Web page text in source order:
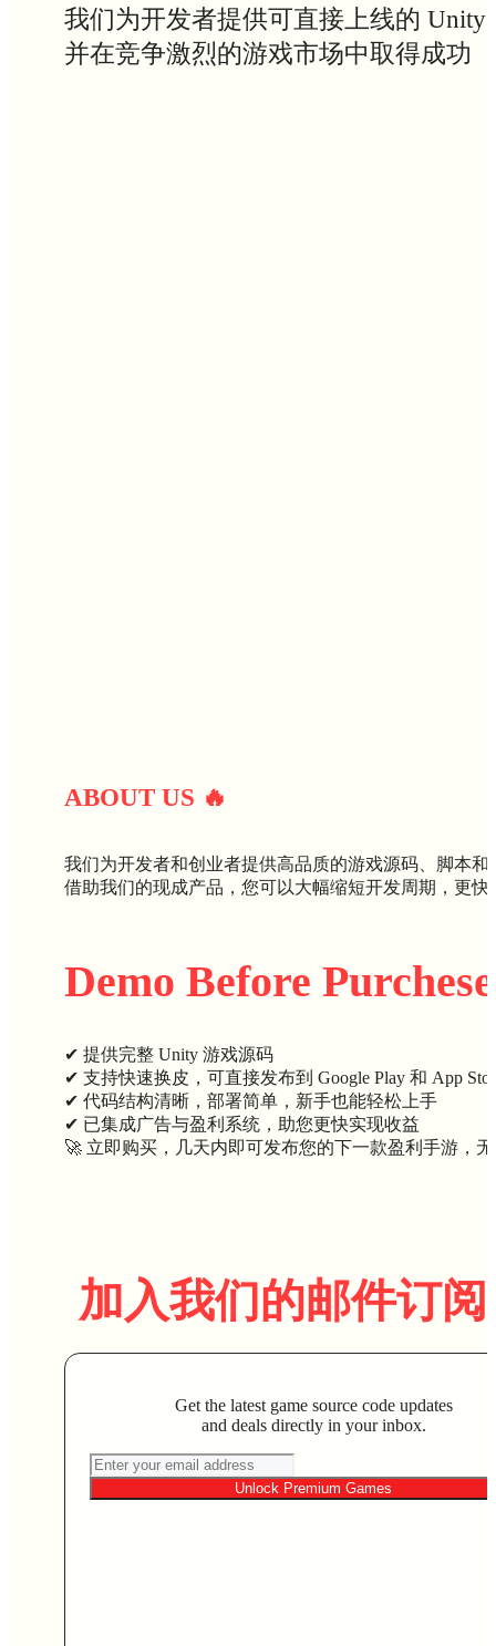
我们为开发者提供可直接上线的
并在竞争激烈的游戏市场中取得成功
ABOUT US 🔥
我们为开发者和创业者提供高品质的游戏源码、脚本和
借助我们的现成产品，您可以大幅缩短开发周期，更
Demo Before Purchese
✔ 提供完整 Unity 游戏源码
✔ 支持快速换皮，可直接发布到 Google Play 和 App
✔ 代码结构清晰，部署简单，新手也能轻松上手
✔ 已集成广告与盈利系统，助您更快实现收益
🚀 立即购买，几天内即可发布您的下一款盈利手游，
加入我们的邮件订阅
Get the latest game source code updates
and deals directly in your inbox.
Unlock Premium Games